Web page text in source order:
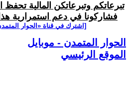
تبرعاتكم وتبرعاتكن المالية تحفظ
فشاركونا في دعم استمرارية
[اشترك في قناة ‫«الحوار
الحوار المتمدن - موبايل
الموقع الرئيسي